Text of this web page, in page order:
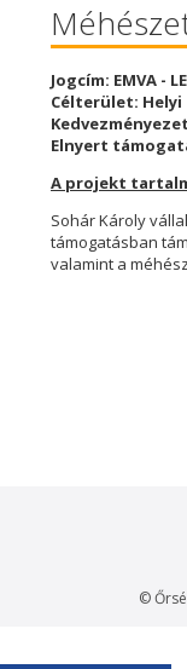
Jogcím: EMVA -
Célterület:
Elnyert
A projekt
Sohár Károly
támogatásban
valamint a
©